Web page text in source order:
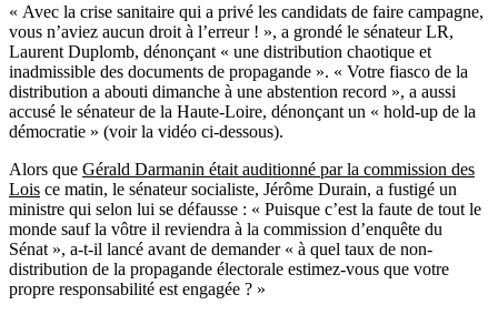
« Avec la crise sanitaire qui a privé les candidats de faire campagne,
vous n’aviez aucun droit à l’erreur ! », a grondé le sénateur LR,
Laurent Duplomb, dénonçant « une distribution chaotique et
inadmissible des documents de propagande ». « Votre fiasco de la
distribution a abouti dimanche à une abstention record », a aussi
accusé le sénateur de la Haute-Loire, dénonçant un « hold-up de la
démocratie » (voir la vidéo ci-dessous).
Alors que Gérald Darmanin était auditionné par la commission des
Lois ce matin, le sénateur socialiste, Jérôme Durain, a fustigé un
ministre qui selon lui se défausse : « Puisque c’est la faute de tout le
monde sauf la vôtre il reviendra à la commission d’enquête du
Sénat », a-t-il lancé avant de demander « à quel taux de non-
distribution de la propagande électorale estimez-vous que votre
propre responsabilité est engagée ? »